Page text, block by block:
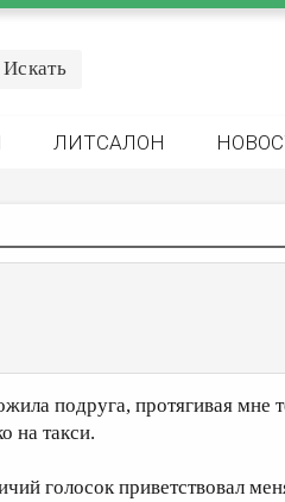
ЛИТСАЛОН
подруга, протягивая мне
на такси.
голосок приветствовал